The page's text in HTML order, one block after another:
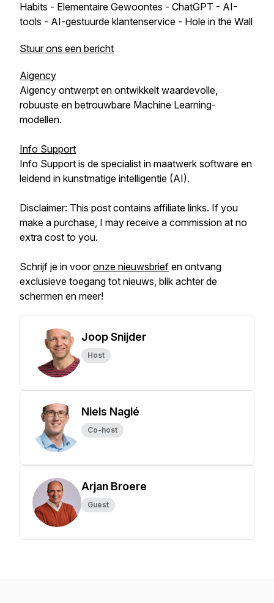
Habits - Elementaire Gewoontes - ChatGPT - AI-
tools - AI-gestuurde klantenservice - Hole in the Wall
Stuur ons een bericht
Aigency
Aigency ontwerpt en ontwikkelt waardevolle,
robuuste en betrouwbare Machine Learning-
modellen.
Info Support
Info Support is de specialist in maatwerk software en
leidend in kunstmatige intelligentie (AI).
Disclaimer: This post contains affiliate links. If you
make a purchase, I may receive a commission at no
extra cost to you.
Schrijf je in vooronze nieuwsbrief en ontvang
exclusieve toegang tot nieuws, blik achter de
schermen en meer!
Joop Snijder
Host
Niels Naglé
Co-host
Arjan Broere
Guest